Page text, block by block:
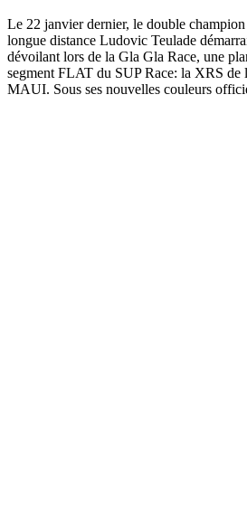
Le 22 janvier dernier, le double
longue distance Ludovic Teulade
dévoilant lors de la Gla Gla Race, une
segment FLAT du SUP Race: la XRS de
MAUI. Sous ses nouvelles couleurs